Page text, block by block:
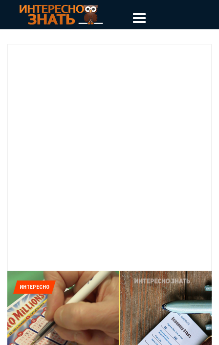
ИНТЕРЕСНО